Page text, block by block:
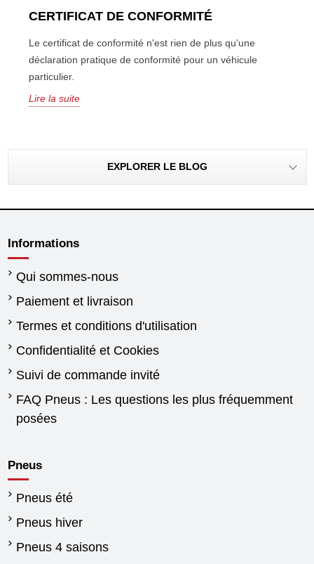
CERTIFICAT DE CONFORMITÉ
Le certificat de conformité n'est rien de plus qu'une
déclaration pratique de conformité pour un véhicule
particulier.
Lire la suite
EXPLORER LE BLOG
Informations
Qui sommes-nous
Paiement et livraison
Termes et conditions d'utilisation
Confidentialité et Cookies
Suivi de commande invité
FAQ Pneus : Les questions les plus fréquemment
posées
Pneus
Pneus été
Pneus hiver
Pneus 4 saisons